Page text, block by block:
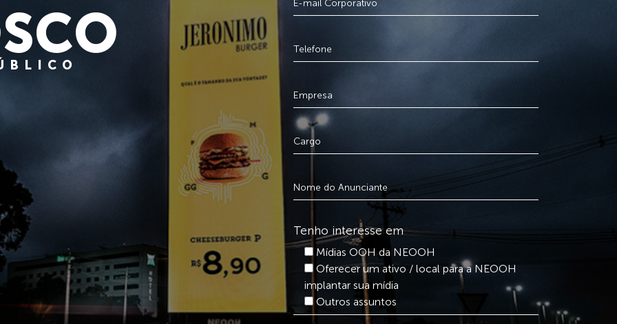
Tenho interesse em
Mídias OOH da NEOOH
Oferecer um ativo / local para a NEOOH
implantar sua mídia
Outros assuntos